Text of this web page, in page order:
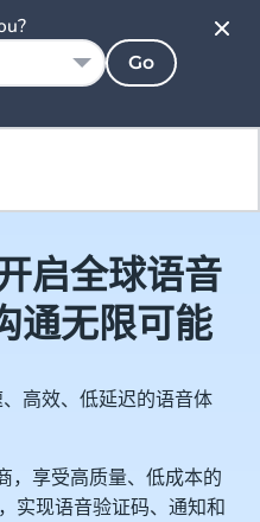
启全球语音
通无限可能
高效、低延迟的语音体
，享受高质量、低成本的
实现语音验证码、通知和
Go